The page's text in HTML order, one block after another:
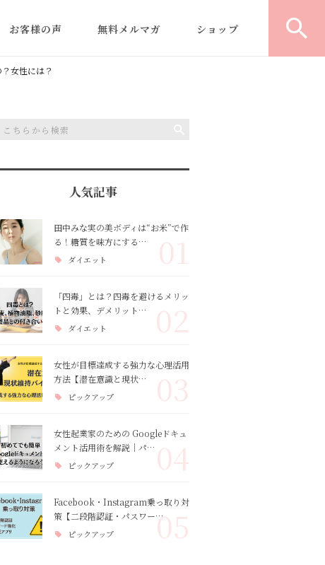
｜
パ
お客様の声
型よりふくらむ米粉食パ
ン
教室運営/開業コンサルテ
米粉商品・レシピ開発
ヘルシー米粉パン認定講
師養成講座
無料メルマガ ショップ
女性には？
人気記事
田中みな実の美ボディは“お米”で作
る！糖質を味方にする…
ダイエット 01
「四毒」とは？四毒を避けるメリッ
トと効果、デメリット…
ダイエット 02
女性が目標達成する強力な心理活用
方法【潜在意識と現状…
ピックアップ 03
女性起業家のための Googleドキュ
メント活用術を解説｜パ…
ピックアップ 04
Facebook・Instagram乗っ取り対
策【二段階認証・パスワー…
ピックアップ 05